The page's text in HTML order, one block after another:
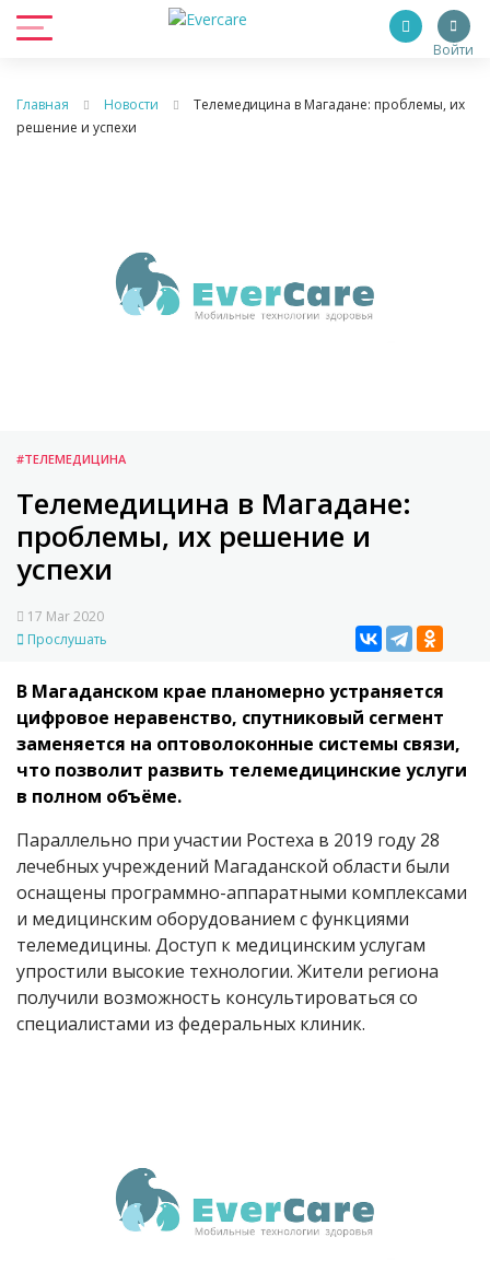
Войти
Главная Новости
Телемедицина в Магадане: проблемы, их
решение и успехи
#ТЕЛЕМЕДИЦИНА
Телемедицина в Магадане:
проблемы, их решение и
успехи
17 Mar 2020
Прослушать
В Магаданском крае планомерно устраняется
цифровое неравенство, спутниковый сегмент
заменяется на оптоволоконные системы связи,
что позволит развить телемедицинские услуги
в полном объёме.
Параллельно при участии Ростеха в 2019 году 28
лечебных учреждений Магаданской области были
оснащены программно-аппаратными комплексами
и медицинским оборудованием с функциями
телемедицины. Доступ к медицинским услугам
упростили высокие технологии. Жители региона
получили возможность консультироваться со
специалистами из федеральных клиник.